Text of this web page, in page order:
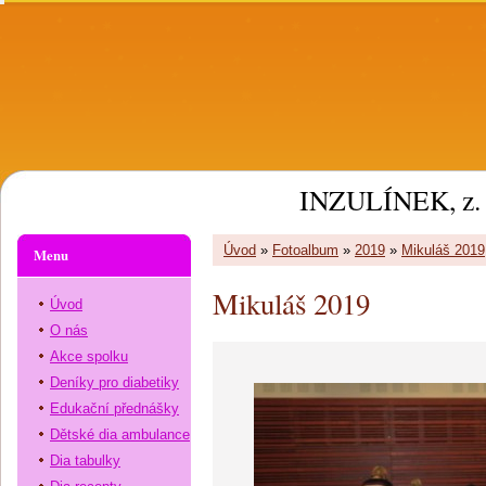
INZULÍNEK, z.
Úvod » Fotoalbum » 2019 » Mikuláš 2019
Mikuláš 2019
Menu
Úvod
O nás
Akce spolku
Deníky pro diabetiky
Edukační přednášky
Dětské dia ambulance
Dia tabulky